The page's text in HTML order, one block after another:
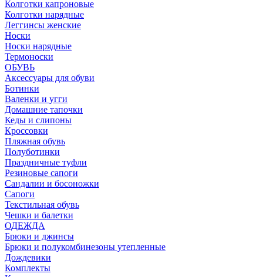
Колготки капроновые
Колготки нарядные
Леггинсы женские
Носки
Носки нарядные
Термоноски
ОБУВЬ
Аксессуары для обуви
Ботинки
Валенки и угги
Домашние тапочки
Кеды и слипоны
Кроссовки
Пляжная обувь
Полуботинки
Праздничные туфли
Резиновые сапоги
Сандалии и босоножки
Сапоги
Текстильная обувь
Чешки и балетки
ОДЕЖДА
Брюки и джинсы
Брюки и полукомбинезоны утепленные
Дождевики
Комплекты